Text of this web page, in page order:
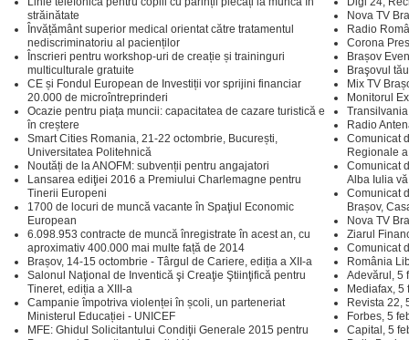
străinătate
Învățământ superior medical orientat către tratamentul
nediscriminatoriu al pacienților
Înscrieri pentru workshop-uri de creație și traininguri
multiculturale gratuite
CE și Fondul European de Investiții vor sprijini financiar
20.000 de microîntreprinderi
Ocazie pentru piața muncii: capacitatea de cazare turistică e
în creștere
Smart Cities Romania, 21-22 octombrie, București,
Universitatea Politehnică
Noutăți de la ANOFM: subvenții pentru angajatori
Lansarea ediţiei 2016 a Premiului Charlemagne pentru
Tinerii Europeni
1700 de locuri de muncă vacante în Spaţiul Economic
European
6.098.953 contracte de muncă înregistrate în acest an, cu
aproximativ 400.000 mai multe față de 2014
Brașov, 14-15 octombrie - Târgul de Cariere, ediția a XII-a
Salonul Naţional de Inventică şi Creaţie Ştiinţifică pentru
Tineret, ediția a XIII-a
Campanie împotriva violenței în școli, un parteneriat
Ministerul Educației - UNICEF
MFE: Ghidul Solicitantului Condiţii Generale 2015 pentru
Nova TV
Radio
Corona
Brașov
Braşovul
Mix TV
Monitorul
Radio
Comunicat
Regionale
Comunicat
Alba Iulia
Comunicat
Brașov,
Nova TV
Ziarul
Comunicat
România
Adevărul, 5
Mediafax, 5
Revista 22,
Forbes, 5
Capital, 5